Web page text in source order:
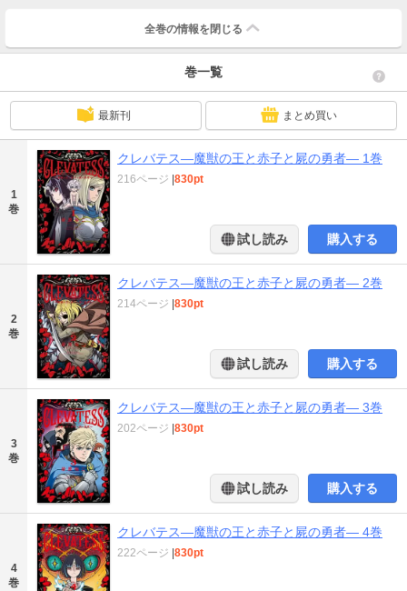
全巻の情報を 閉じる
巻一覧
最新刊 まとめ買い
1
巻
クレバテス―魔獣の王と赤子と屍の勇者― 1巻
216ページ 830pt
試し読み 購入する
2
巻
クレバテス―魔獣の王と赤子と屍の勇者― 2巻
214ページ 830pt
試し読み 購入する
3
巻
クレバテス―魔獣の王と赤子と屍の勇者― 3巻
202ページ 830pt
試し読み 購入する
4
巻
クレバテス―魔獣の王と赤子と屍の勇者― 4巻
222ページ 830pt